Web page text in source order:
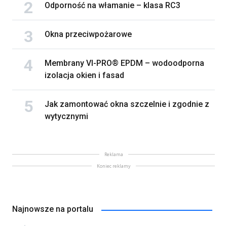
Odporność na włamanie – klasa RC3
Okna przeciwpożarowe
Membrany VI-PRO® EPDM – wodoodporna
izolacja okien i fasad
Jak zamontować okna szczelnie i zgodnie z
wytycznymi
Reklama
Koniec reklamy
Najnowsze na portalu